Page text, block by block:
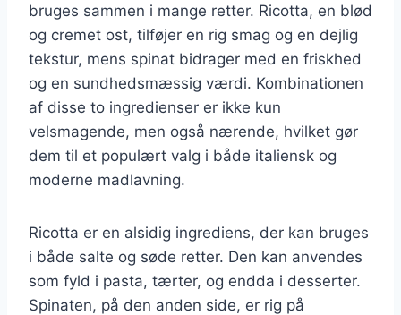
bruges sammen i mange retter. Ricotta, en blød
og cremet ost, tilføjer en rig smag og en dejlig
tekstur, mens spinat bidrager med en friskhed
og en sundhedsmæssig værdi. Kombinationen
af disse to ingredienser er ikke kun
velsmagende, men også nærende, hvilket gør
dem til et populært valg i både italiensk og
moderne madlavning.
Ricotta er en alsidig ingrediens, der kan bruges
i både salte og søde retter. Den kan anvendes
som fyld i pasta, tærter, og endda i desserter.
Spinaten, på den anden side, er rig på